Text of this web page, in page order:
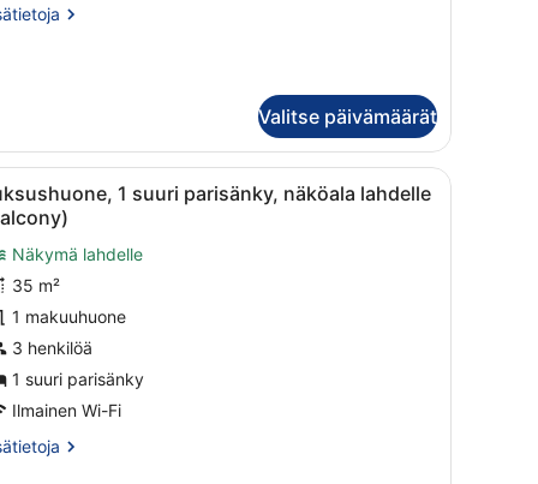
Valitse päivämäärät
sänkyä, oleskelualue, kylpyhuone lasiseinällä varustetulla suihkulla
Hotellihuone, jossa on suuri sänky,
8
1 suuri parisänky, näköala lahdelle
Näkymä lahdelle
35 m²
1 makuuhuone
3 henkilöä
1 suuri parisänky
Ilmainen Wi-Fi